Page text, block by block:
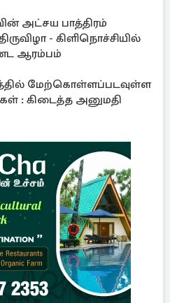
அட்சய பாத்திரம்
- கிளிநொச்சியில்
ஆரம்பம்
மேற்கொள்ளப்படவுள்ள
: கிடைத்த அனுமதி